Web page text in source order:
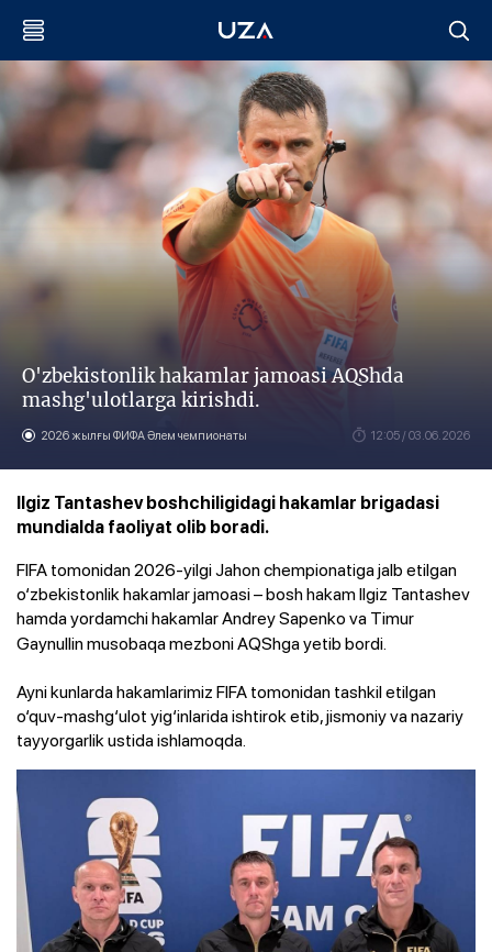
O'zbekistonlik hakamlar jamoasi AQShda
mashg'ulotlarga kirishdi.
2026 жылғы ФИФА Әлем чемпионаты 12:05 / 03.06.2026
Ilgiz Tantashev boshchiligidagi hakamlar brigadasi
mundialda faoliyat olib boradi.
FIFA tomonidan 2026-yilgi Jahon chempionatiga jalb etilgan
o‘zbekistonlik hakamlar jamoasi – bosh hakam Ilgiz Tantashev
hamda yordamchi hakamlar AndreySapenko va Timur
Gaynullin musobaqa mezboni AQShga yetib bordi.
Ayni kunlarda hakamlarimiz FIFA tomonidan tashkil etilgan
o‘quv-mashg‘ulot yig‘inlarida ishtirok etib, jismoniy va nazariy
tayyorgarlik ustida ishlamoqda.